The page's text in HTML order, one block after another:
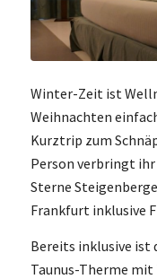
Winter-Zeit ist
Weihnachten
Kurztrip zum
Person verbringt
Sterne
Frankfurt inklusive
Bereits inklusive ist
Taunus-Therme